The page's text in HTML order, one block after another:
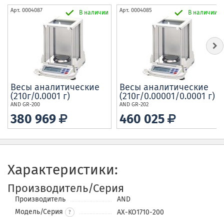
Арт. 0004087 В наличии
Весы аналитические
(210г/0.0001 г)
AND GR-200
380 969
Арт. 0004085 В наличии
Весы аналитические
(210г/0.00001/0.0001 г)
AND GR-202
460 025
Характеристики:
Производитель/Серия
Производитель
AND
Модель/Серия
? AX-KO1710-200